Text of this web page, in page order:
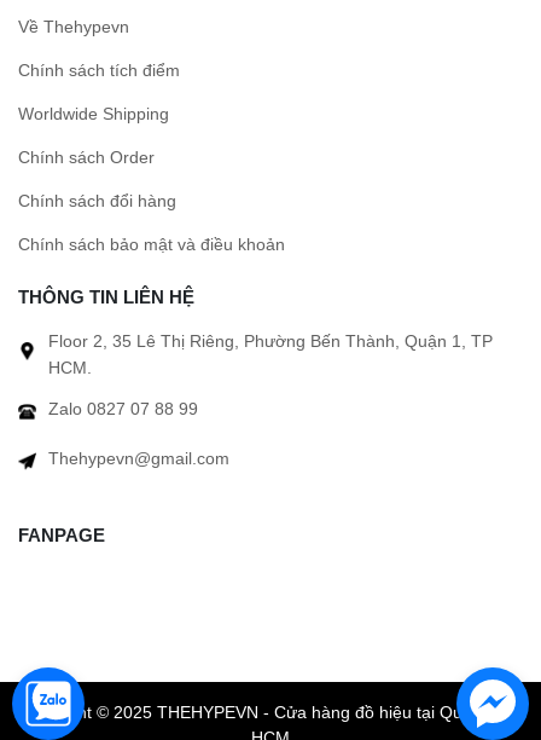
Về Thehypevn
Chính sách tích điểm
Worldwide Shipping
Chính sách Order
Chính sách đổi hàng
Chính sách bảo mật và điều khoản
THÔNG TIN LIÊN HỆ
Floor 2, 35 Lê Thị Riêng, Phường Bến Thành, Quận 1, TP
HCM.
Zalo 0827 07 88 99
Thehypevn@gmail.com
FANPAGE
Copyright © 2025 THEHYPEVN - Cửa hàng đồ hiệu tại Quận 1 TP